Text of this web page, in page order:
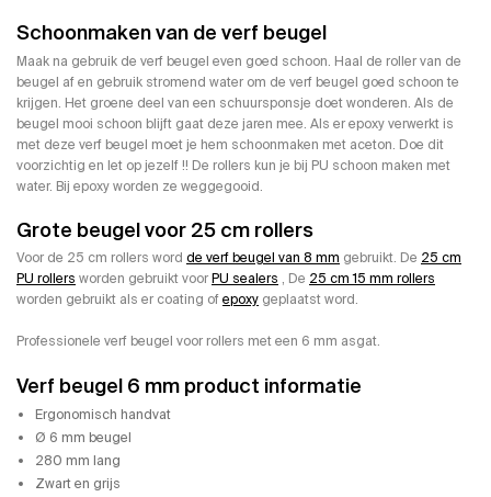
Schoonmaken van de verf beugel
Maak na gebruik de verf beugel even goed schoon. Haal de roller van de
beugel af en gebruik stromend water om de verf beugel goed schoon te
krijgen. Het groene deel van een schuursponsje doet wonderen. Als de
beugel mooi schoon blijft gaat deze jaren mee. Als er epoxy verwerkt is
met deze verf beugel moet je hem schoonmaken met aceton. Doe dit
voorzichtig en let op jezelf !! De rollers kun je bij PU schoon maken met
water. Bij epoxy worden ze weggegooid.
Grote beugel voor 25 cm rollers
Voor de 25 cm rollers word de verf beugel van 8 mm gebruikt. De 25 cm
PU rollers worden gebruikt voorPU sealers , De 25 cm 15 mm rollers
worden gebruikt als er coating ofepoxy geplaatst word.
Professionele verf beugel voor rollers met een 6 mm asgat.
Verf beugel 6 mm product informatie
Ergonomisch handvat
Ø 6 mm beugel
280 mm lang
Zwart en grijs